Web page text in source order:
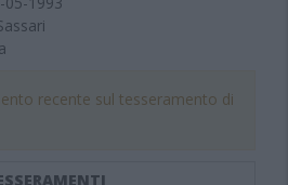
recente sul tesseramento di